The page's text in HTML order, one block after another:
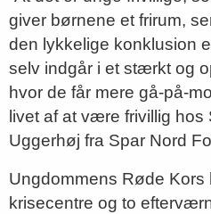
giver børnene et frirum,
den lykkelige konklusion
selv indgår i et stærkt og
hvor de får mere gå-på-
livet af at være frivillig hos
Uggerhøj fra Spar Nord
Ungdommens Røde Kors
krisecentre og to